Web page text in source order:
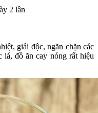
2 lần
giải độc, ngăn chặn các
lá, đồ ăn cay nóng rất hiệu